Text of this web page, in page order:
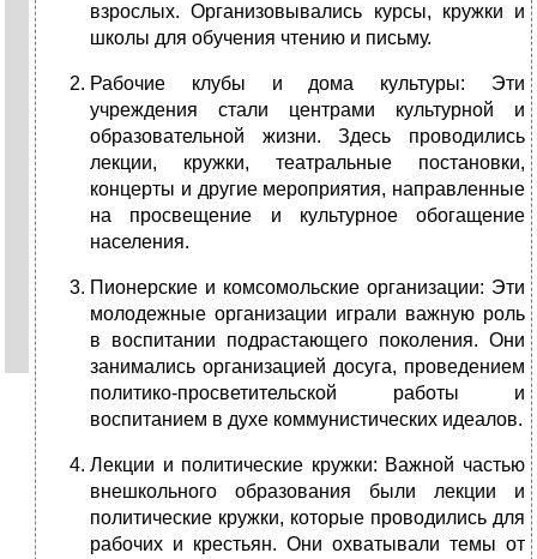
взрослых. Организовывались курсы, кружки и
школы для обучения чтению и письму.
Рабочие клубы и дома культуры: Эти
учреждения стали центрами культурной и
образовательной жизни. Здесь проводились
лекции, кружки, театральные постановки,
концерты и другие мероприятия, направленные
на просвещение и культурное обогащение
населения.
Пионерские и комсомольские организации: Эти
молодежные организации играли важную роль
в воспитании подрастающего поколения. Они
занимались организацией досуга, проведением
политико-просветительской работы и
воспитанием в духе коммунистических идеалов.
Лекции и политические кружки: Важной частью
внешкольного образования были лекции и
политические кружки, которые проводились для
рабочих и крестьян. Они охватывали темы от